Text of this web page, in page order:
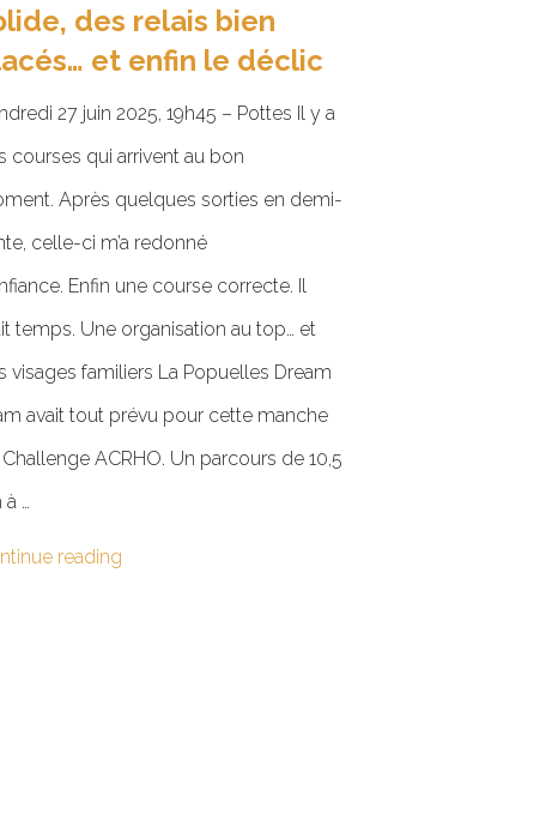
des relais bien
et enfin le déclic
27 juin 2025, 19h45 – Pottes Il y a
courses qui arrivent au bon
Après quelques sorties en demi-
celle-ci m’a redonné
Enfin une course correcte. Il
temps. Une organisation au top… et
visages familiers La Popuelles Dream
avait tout prévu pour cette manche
ACRHO. Un parcours de 10,5
à …
reading